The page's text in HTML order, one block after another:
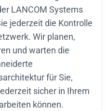
LANCOM Systems
jederzeit die Kontrolle
Wir planen,
und warten die
für Sie,
sicher in Ihrem
können.